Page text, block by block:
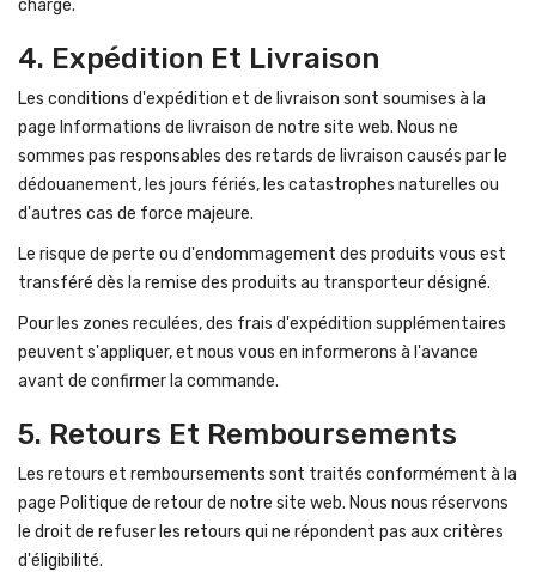
charge.
4. Expédition Et Livraison
Les conditions d'expédition et de livraison sont soumises à la
page Informations de livraison de notre site web. Nous ne
sommes pas responsables des retards de livraison causés par le
dédouanement, les jours fériés, les catastrophes naturelles ou
d'autres cas de force majeure.
Le risque de perte ou d'endommagement des produits vous est
transféré dès la remise des produits au transporteur désigné.
Pour les zones reculées, des frais d'expédition supplémentaires
peuvent s'appliquer, et nous vous en informerons à l'avance
avant de confirmer la commande.
5. Retours Et Remboursements
Les retours et remboursements sont traités conformément à la
page Politique de retour de notre site web. Nous nous réservons
le droit de refuser les retours qui ne répondent pas aux critères
d'éligibilité.